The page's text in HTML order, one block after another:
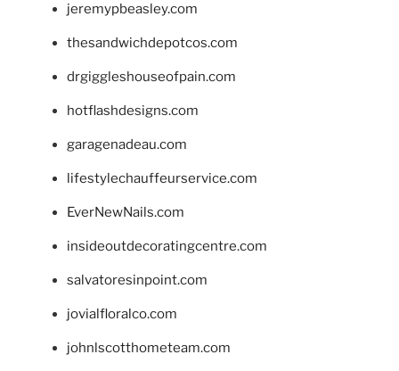
jeremypbeasley.com
thesandwichdepotcos.com
drgiggleshouseofpain.com
hotflashdesigns.com
garagenadeau.com
lifestylechauffeurservice.com
EverNewNails.com
insideoutdecoratingcentre.com
salvatoresinpoint.com
jovialfloralco.com
johnlscotthometeam.com